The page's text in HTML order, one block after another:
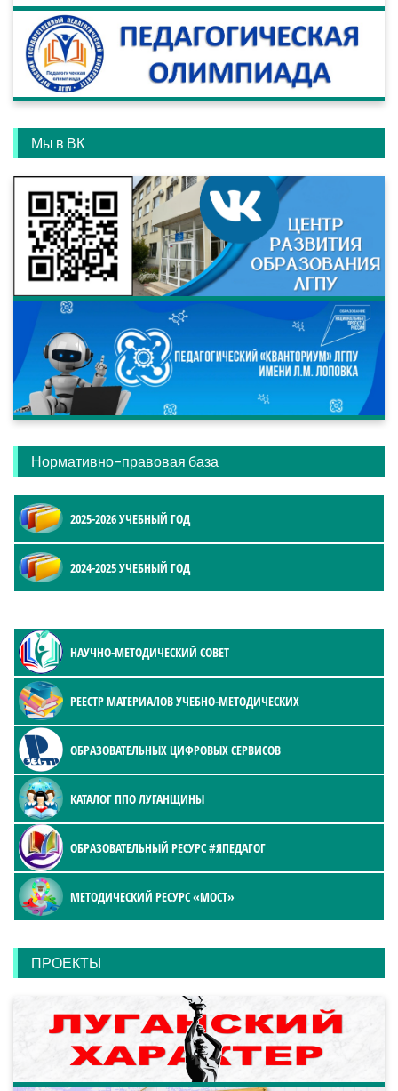
Мы в ВК
Нормативно-правовая база
2025-2026 УЧЕБНЫЙ ГОД
2024-2025 УЧЕБНЫЙ ГОД
НАУЧНО-МЕТОДИЧЕСКИЙ СОВЕТ
РЕЕСТР МАТЕРИАЛОВ УЧЕБНО-МЕТОДИЧЕСКИХ
ОБРАЗОВАТЕЛЬНЫХ ЦИФРОВЫХ СЕРВИСОВ
КАТАЛОГ ППО ЛУГАНЩИНЫ
ОБРАЗОВАТЕЛЬНЫЙ РЕСУРС #ЯПЕДАГОГ
МЕТОДИЧЕСКИЙ РЕСУРС «МОСТ»
ПРОЕКТЫ